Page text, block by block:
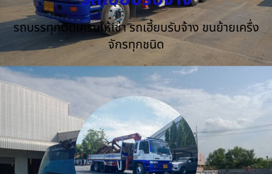
รถบรรทุกติดเครนให้เช่า รถเฮี้ยบรับจ้าง ขนย้ายเครื่ง
จักรทุกชนิด